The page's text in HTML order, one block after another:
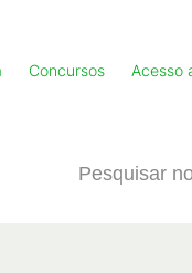
Concursos Acesso